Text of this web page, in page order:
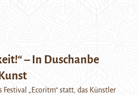
– In Duschanbe
Festival „Ecoritm“ statt, das Künstler